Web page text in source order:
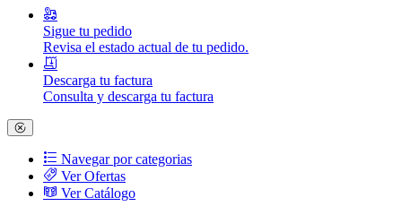
Sigue tu pedido
Revisa el estado actual de tu pedido.
Descarga tu factura
Consulta y descarga tu factura
Navegar por categorias
Ver Ofertas
Ver Catálogo